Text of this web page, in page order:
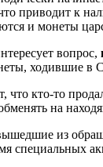
приводит к
и монеты
вопрос,
ходившие в
кто-то
на
из
специальных